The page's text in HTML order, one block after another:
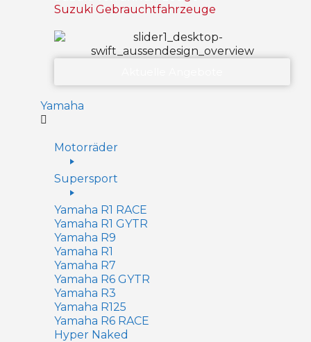
Suzuki Gebrauchtfahrzeuge
Yamaha
Motorräder
Supersport
Yamaha R1 RACE
Yamaha R1 GYTR
Yamaha R9
Yamaha R1
Yamaha R7
Yamaha R6 GYTR
Yamaha R3
Yamaha R125
Yamaha R6 RACE
Hyper Naked